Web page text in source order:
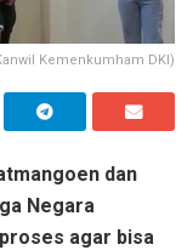
Kemenkumham DKI)
dan
Negara
agar bisa